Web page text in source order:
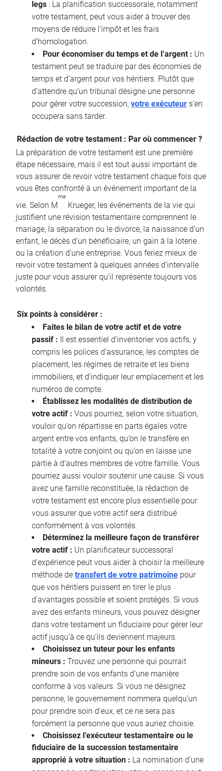
legs : La planification successorale, notamment
votre testament, peut vous aider à trouver des
moyens de réduire l’impôt et les frais
d’homologation.
Pour économiser du temps et de l’argent : Un
testament peut se traduire par des économies de
temps et d’argent pour vos héritiers. Plutôt que
d’attendre qu’un tribunal désigne une personne
pour gérer votre succession, votre exécuteur s’en
occupera sans tarder.
Rédaction de votre testament : Par où commencer ?
La préparation de votre testament est une première
étape nécessaire, mais il est tout aussi important de
vous assurer de revoir votre testament chaque fois que
vous êtes confronté à un événement important de la
vie. Selon M
me
Krueger, les événements de la vie qui
justifient une révision testamentaire comprennent le
mariage, la séparation ou le divorce, la naissance d’un
enfant, le décès d’un bénéficiaire, un gain à la loterie
ou la création d’une entreprise. Vous feriez mieux de
revoir votre testament à quelques années d’intervalle
juste pour vous assurer qu’il représente toujours vos
volontés.
Six points à considérer :
Faites le bilan de votre actif et de votre
passif : Il est essentiel d’inventorier vos actifs, y
compris les polices d’assurance, les comptes de
placement, les régimes de retraite et les biens
immobiliers, et d’indiquer leur emplacement et les
numéros de compte.
Établissez les modalités de distribution de
votre actif : Vous pourriez, selon votre situation,
vouloir qu’on répartisse en parts égales votre
argent entre vos enfants, qu’on le transfère en
totalité à votre conjoint ou qu’on en laisse une
partie à d’autres membres de votre famille. Vous
pourriez aussi vouloir soutenir une cause. Si vous
avez une famille reconstituée, la rédaction de
votre testament est encore plus essentielle pour
vous assurer que votre actif sera distribué
conformément à vos volontés.
Déterminez la meilleure façon de transférer
votre actif : Un planificateur successoral
d’expérience peut vous aider à choisir la meilleure
méthode de transfert de votre patrimoine pour
que vos héritiers puissent en tirer le plus
d’avantages possible et soient protégés. Si vous
avez des enfants mineurs, vous pouvez désigner
dans votre testament un fiduciaire pour gérer leur
actif jusqu’à ce qu’ils deviennent majeurs.
Choisissez un tuteur pour les enfants
mineurs : Trouvez une personne qui pourrait
prendre soin de vos enfants d’une manière
conforme à vos valeurs. Si vous ne désignez
personne, le gouvernement nommera quelqu’un
pour prendre soin d’eux, et ce ne sera pas
forcément la personne que vous auriez choisie.
Choisissez l’exécuteur testamentaire ou le
fiduciaire de la succession testamentaire
approprié à votre situation : La nomination d’une